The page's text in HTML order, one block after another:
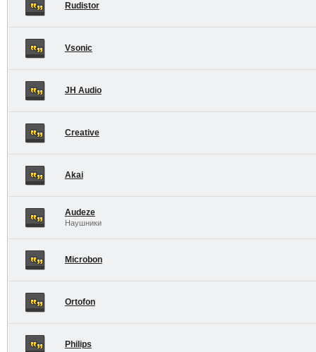
Rudistor
Vsonic
JH Audio
Creative
Akai
Audeze
Наушники
Microbon
Ortofon
Philips